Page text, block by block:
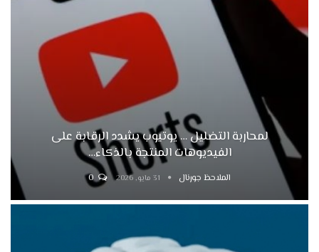
لمحاربة التضليل … يوتيوب يشدد الرقابة على
الفيديوهات المنتجة بالذكاء…
الملاحظ جورنال 31 مايو, 2026 0